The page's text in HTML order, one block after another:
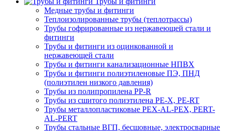
Медные трубы и фитинги
Теплоизолированные трубы (теплотрассы)
Трубы гофрированные из нержавеющей стали и
фитинги
Трубы и фитинги из оцинкованной и
нержавеющей стали
Трубы и фитинги канализационные НПВХ
Трубы и фитинги полиэтиленовые ПЭ, ПНД
(полиэтилен низкого давления)
Трубы из полипропилена PP-R
Трубы из сшитого полиэтилена PE-X, PE-RT
Трубы металлопластиковые PEX-AL-PEX, PERT-
AL-PERT
Трубы стальные ВГП, бесшовные, электросварные